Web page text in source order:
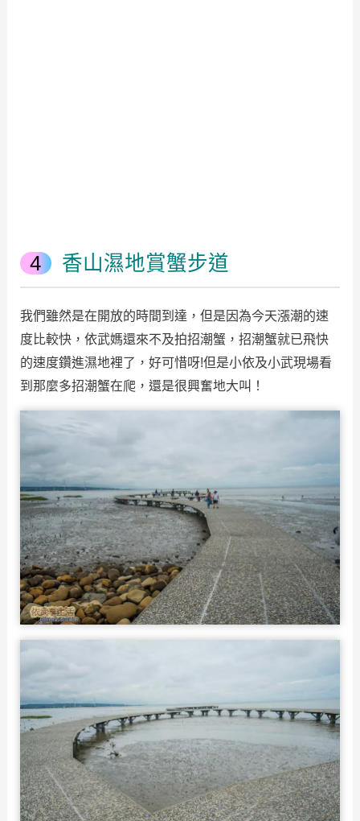
香山濕地賞蟹步道
我們雖然是在開放的時間到達，但是因為今天漲潮的速
度比較快，依武媽還來不及拍招潮蟹，招潮蟹就已飛快
的速度鑽進濕地裡了，好可惜呀!但是小依及小武現場看
到那麼多招潮蟹在爬，還是很興奮地大叫！